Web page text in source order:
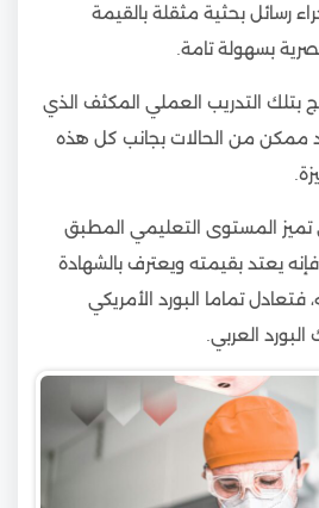
رسائل بحثية مثقلة بالقيمة
بسهولة تامة.
بتلك التدريب العملي المكثف الذي
ممكن من الحالات بجانب كل هذه
المستوى التعليمي المطبق
يعتد بقيمته ويعترف بالشهادة
فتعادل تماما البورد الأمريكي
البورد العربي.